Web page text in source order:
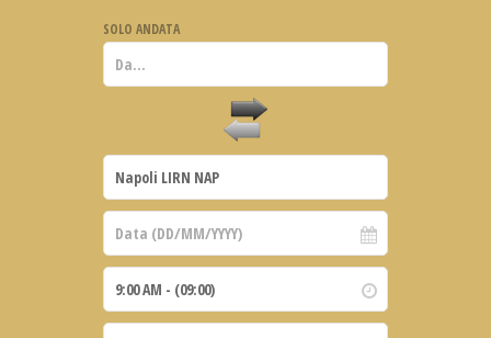
SOLO ANDATA